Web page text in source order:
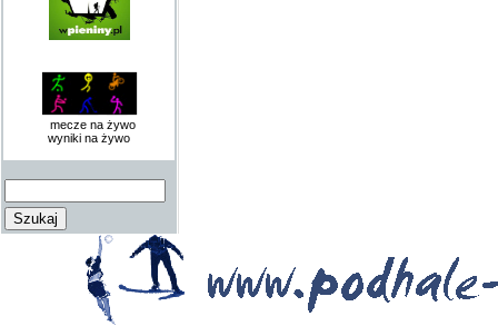
mecze na żywo
wyniki na żywo